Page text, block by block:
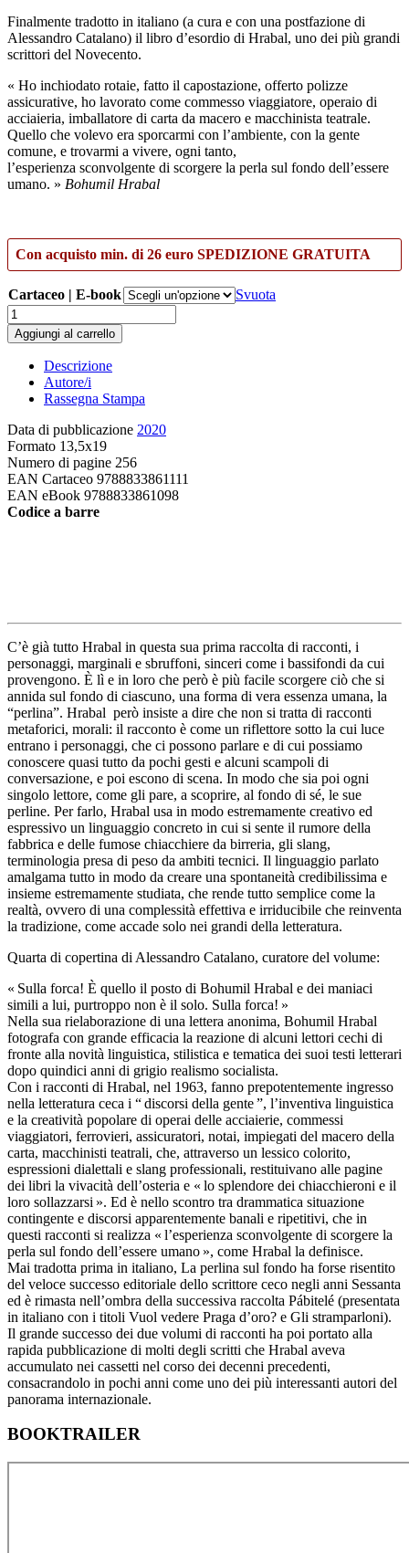
a
20,00€
Finalmente tradotto in italiano (a cura e con una postfazione di
Alessandro Catalano) il libro d’esordio di Hrabal, uno dei più grandi
scrittori del Novecento.
« Ho inchiodato rotaie, fatto il capostazione, offerto polizze
assicurative, ho lavorato come commesso viaggiatore, operaio di
acciaieria, imballatore di carta da macero e macchinista teatrale.
Quello che volevo era sporcarmi con l’ambiente, con la gente
comune, e trovarmi a vivere, ogni tanto,
l’esperienza sconvolgente di scorgere la perla sul fondo dell’essere
umano. » Bohumil Hrabal
Con acquisto min. di 26 euro SPEDIZIONE GRATUITA
Cartaceo | E-book
Svuota
La
perlina
sul
fondo
quantità
Aggiungi al carrello
Descrizione
Autore/i
Rassegna Stampa
Data di pubblicazione 2020
Formato 13,5x19
Numero di pagine 256
EAN Cartaceo 9788833861111
EAN eBook 9788833861098
Codice a barre
C’è già tutto Hrabal in questa sua prima raccolta di racconti, i
personaggi, marginali e sbruffoni, sinceri come i bassifondi da cui
provengono. È lì e in loro che però è più facile scorgere ciò che si
annida sul fondo di ciascuno, una forma di vera essenza umana, la
“perlina”. Hrabal però insiste a dire che non si tratta di racconti
metaforici, morali: il racconto è come un riflettore sotto la cui luce
entrano i personaggi, che ci possono parlare e di cui possiamo
conoscere quasi tutto da pochi gesti e alcuni scampoli di
conversazione, e poi escono di scena. In modo che sia poi ogni
singolo lettore, come gli pare, a scoprire, al fondo di sé, le sue
perline. Per farlo, Hrabal usa in modo estremamente creativo ed
espressivo un linguaggio concreto in cui si sente il rumore della
fabbrica e delle fumose chiacchiere da birreria, gli slang,
terminologia presa di peso da ambiti tecnici. Il linguaggio parlato
amalgama tutto in modo da creare una spontaneità credibilissima e
insieme estremamente studiata, che rende tutto semplice come la
realtà, ovvero di una complessità effettiva e irriducibile che reinventa
la tradizione, come accade solo nei grandi della letteratura.
Quarta di copertina di Alessandro Catalano, curatore del volume:
« Sulla forca! È quello il posto di Bohumil Hrabal e dei maniaci
simili a lui, purtroppo non è il solo. Sulla forca! »
Nella sua rielaborazione di una lettera anonima, Bohumil Hrabal
fotografa con grande efficacia la reazione di alcuni lettori cechi di
fronte alla novità linguistica, stilistica e tematica dei suoi testi letterari
dopo quindici anni di grigio realismo socialista.
Con i racconti di Hrabal, nel 1963, fanno prepotentemente ingresso
nella letteratura ceca i “ discorsi della gente ”, l’inventiva linguistica
e la creatività popolare di operai delle acciaierie, commessi
viaggiatori, ferrovieri, assicuratori, notai, impiegati del macero della
carta, macchinisti teatrali, che, attraverso un lessico colorito,
espressioni dialettali e slang professionali, restituivano alle pagine
dei libri la vivacità dell’osteria e « lo splendore dei chiacchieroni e il
loro sollazzarsi ». Ed è nello scontro tra drammatica situazione
contingente e discorsi apparentemente banali e ripetitivi, che in
questi racconti si realizza « l’esperienza sconvolgente di scorgere la
perla sul fondo dell’essere umano », come Hrabal la definisce.
Mai tradotta prima in italiano, La perlina sul fondo ha forse risentito
del veloce successo editoriale dello scrittore ceco negli anni Sessanta
ed è rimasta nell’ombra della successiva raccolta Pábitelé (presentata
in italiano con i titoli Vuol vedere Praga d’oro? e Gli stramparloni).
Il grande successo dei due volumi di racconti ha poi portato alla
rapida pubblicazione di molti degli scritti che Hrabal aveva
accumulato nei cassetti nel corso dei decenni precedenti,
consacrandolo in pochi anni come uno dei più interessanti autori del
panorama internazionale.
BOOKTRAILER